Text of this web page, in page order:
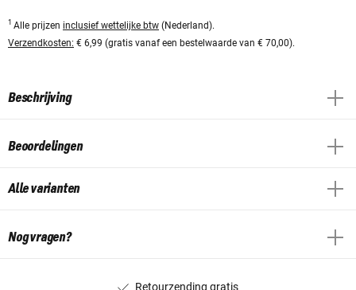
1 Alle prijzen inclusief wettelijke btw (Nederland).
Verzendkosten: € 6,99 (gratis vanaf een bestelwaarde van € 70,00).
Beschrijving
Beoordelingen
Alle varianten
Nog vragen?
Retourzending gratis